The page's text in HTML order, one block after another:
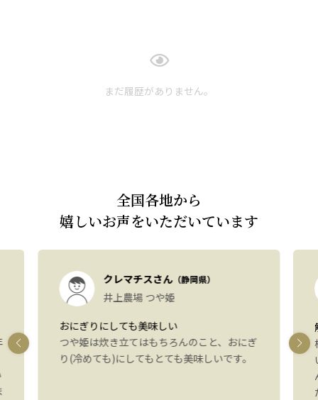
まだ履歴がありません。
全国各地から
嬉しいお声をいただいています
クレマチスさん（静岡県）
井上農場 つや姫
おにぎりにしても美味しい
つや姫は炊き立てはもちろんのこと、おにぎ
り(冷めても)にしてもとても美味しいです。